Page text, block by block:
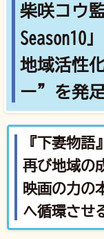
柴咲コウ監
Season10
地域活性
ー”を発足
『下妻物語
再び地域の
映画の力の
へ循環させ